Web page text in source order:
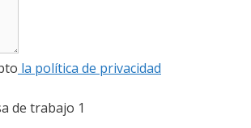
la política de privacidad